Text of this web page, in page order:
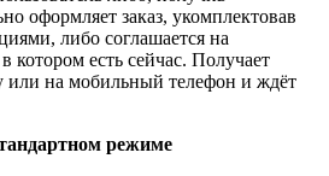
оформляет заказ, укомплектовав
либо соглашается на
котором есть сейчас. Получает
или на мобильный телефон и ждёт
режиме